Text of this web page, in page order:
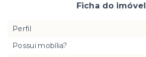
Ficha do imóvel
Perfil
Possui mobília?